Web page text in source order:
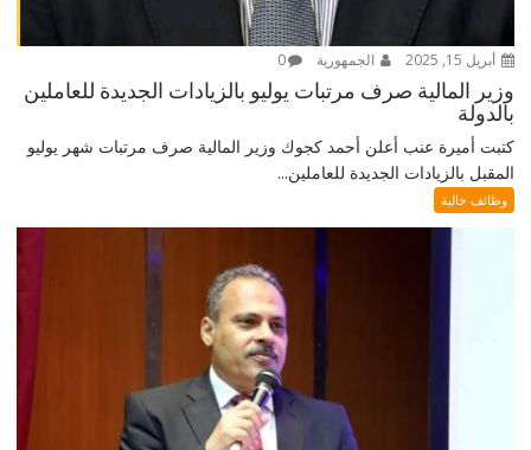
أبريل 15, 2025 الجمهورية 0
وزير المالية صرف مرتبات يوليو بالزيادات الجديدة للعاملين
بالدولة
كتبت أميرة عنب أعلن أحمد كجوك وزير المالية صرف مرتبات شهر يوليو
المقبل بالزيادات الجديدة للعاملين...
وظائف خالية